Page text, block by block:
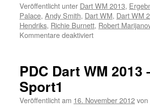
Veröffentlicht unter Dart WM 2013,
Palace, Andy Smith, Dart WM, Dart WM
Hendriks, Richie Burnett, Robert
Kommentare deaktiviertfür
2013:
Spieltag
PDC Dart WM
Sport1
Veröffentlicht am 16. November 2012von